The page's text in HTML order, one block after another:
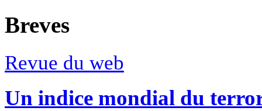
Breves
Revue du web
Un indice mondial du